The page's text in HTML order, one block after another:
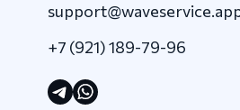
+7 (921) 189-79-96